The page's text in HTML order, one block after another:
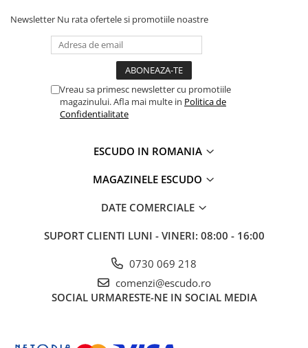
Newsletter Nu rata ofertele si promotiile noastre
Vreau sa primesc newsletter cu promotiile
magazinului. Afla mai multe in Politica de
Confidentialitate
ESCUDO IN ROMANIA
MAGAZINELE ESCUDO
DATE COMERCIALE
SUPORT CLIENTI LUNI - VINERI: 08:00 - 16:00
0730 069 218
comenzi@escudo.ro
SOCIAL URMARESTE-NE IN SOCIAL MEDIA